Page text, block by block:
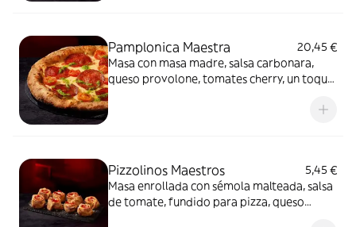
Pamplonica Maestra
20,45 €
Masa con masa madre, salsa carbonara,
queso provolone, tomates cherry, un toque
Pizzolinos Maestros
5,45 €
Masa enrollada con sémola malteada, salsa
de tomate, fundido para pizza, queso